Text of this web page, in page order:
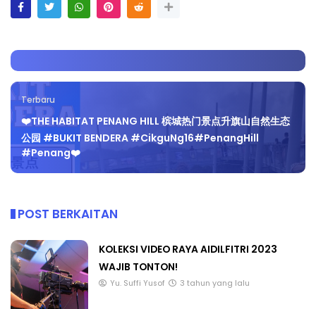
Terbaru
❤️THE HABITAT PENANG HILL 槟城热门景点升旗山自然生态
公园 #BUKIT​ BENDERA #CikguNg16​#PenangHill​
#Penang❤️
POST BERKAITAN
KOLEKSI VIDEO RAYA AIDILFITRI 2023
WAJIB TONTON!
Yu. Suffi Yusof 3 tahun yang lalu